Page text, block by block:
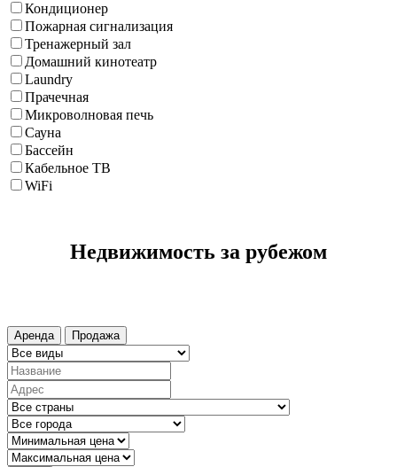
Кондиционер
Пожарная сигнализация
Тренажерный зал
Домашний кинотеатр
Laundry
Прачечная
Микроволновая печь
Сауна
Бассейн
Кабельное ТВ
WiFi
Недвижимость за рубежом
Аренда Продажа